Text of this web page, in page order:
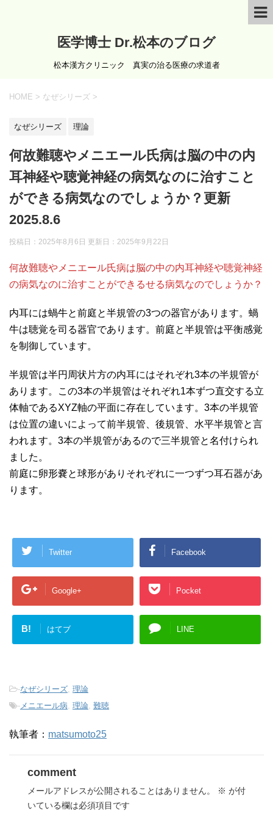
医学博士 Dr.松本のブログ
松本漢方クリニック 真実の治る医療の求道者
HOME > なぜシリーズ >
なぜシリーズ 理論
何故難聴やメニエール氏病は脳の中の内
耳神経や聴覚神経の病気なのに治すこと
ができる病気なのでしょうか？更新
2025.8.6
投稿日：2025年8月6日 更新日： 2025年9月22日
何故難聴やメニエール氏病は脳の中の内耳神経や聴覚神経
の病気なのに治すことができるせる病気なのでしょうか？
内耳には蝸牛と前庭と半規管の3つの器官があります。蝸
牛は聴覚を司る器官であります。前庭と半規管は平衡感覚
を制御しています。
半規管は半円周状片方の内耳にはそれぞれ3本の半規管が
あります。この3本の半規管はそれぞれ1本ずつ直交する立
体軸であるXYZ軸の平面に存在しています。3本の半規管
は位置の違いによって前半規管、後規管、水平半規管と言
われます。3本の半規管があるので三半規管と名付けられ
ました。
前庭に卵形嚢と球形がありそれぞれに一つずつ耳石器があ
ります。
Twitter Facebook
Google+ Pocket
B! はてブ LINE
-なぜシリーズ 理論
- メニエール病 理論 難聴
執筆者： matsumoto25
comment
メールアドレスが公開されることはありません。 ※ が付
いている欄は必須項目です